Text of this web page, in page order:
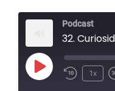
Podcast
Play
1x